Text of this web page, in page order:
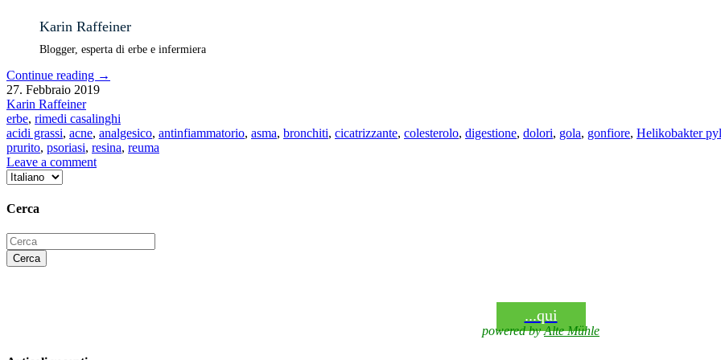
Karin Raffeiner
Blogger, esperta di erbe e infermiera
Continue reading →
27. Febbraio 2019
Karin Raffeiner
erbe, rimedi casalinghi
acidi grassi, acne, analgesico, antinfiammatorio, asma, bronchiti, cicatrizzante, colesterolo, digestione, dolori, gola, gonfiore, Helikobakter
prurito, psoriasi, resina, reuma
Leave a comment
Scegli
lingua
Cerca
...qui
powered byAlte Mühle